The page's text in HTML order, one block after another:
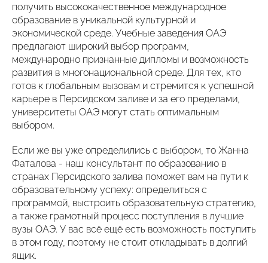
получить высококачественное международное
образование в уникальной культурной и
экономической среде. Учебные заведения ОАЭ
предлагают широкий выбор программ,
международно признанные дипломы и возможность
развития в многонациональной среде. Для тех, кто
готов к глобальным вызовам и стремится к успешной
карьере в Персидском заливе и за его пределами,
университеты ОАЭ могут стать оптимальным
выбором.
Если же вы уже определились с выбором, то Жанна
Фаталова - наш консультант по образованию в
странах Персидского залива поможет вам на пути к
образовательному успеху: определиться с
программой, выстроить образовательную стратегию,
а также грамотный процесс поступления в лучшие
вузы ОАЭ. У вас всё ещё есть возможность поступить
в этом году, поэтому не стоит откладывать в долгий
ящик.